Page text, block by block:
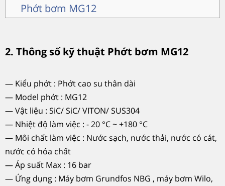
Phớt bơm MG12
2. Thông số kỹ thuật Phớt bơm MG12
— Kiểu phớt : Phớt cao su thân dài
— Model phớt : MG12
— Vật liệu : SiC/ SiC/ VITON/ SUS304
— Nhiệt độ làm việc : - 20 °C ~ +180 °C
— Môi chất làm việc : Nước sạch, nước thải, nước có cát,
nước có hóa chất
— Áp suất Max : 16 bar
— Ứng dụng : Máy bơm Grundfos NBG , máy bơm Wilo,